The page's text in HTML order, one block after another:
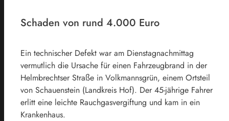
Schaden von rund 4.000 Euro
Ein technischer Defekt war am Dienstagnachmittag
vermutlich die Ursache für einen Fahrzeugbrand in der
Helmbrechtser Straße in Volkmannsgrün, einem Ortsteil
von Schauenstein (Landkreis Hof). Der 45-jährige Fahrer
erlitt eine leichte Rauchgasvergiftung und kam in ein
Krankenhaus.